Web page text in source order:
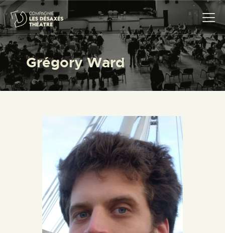
Grégory Ward
COMPAGNIE
CRÉATIONS
PROJETS SCOLAIRES
TRANSMISSION
ACTUALITÉS
AGENDA
CONTACT